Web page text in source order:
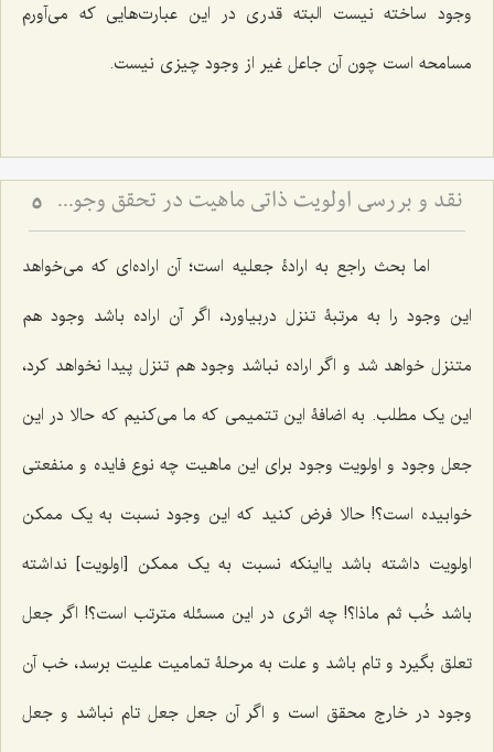
وجود ساخته نیست البته قدری در این عبارت‌هایی که می‌آورم
مسامحه است چون آن جاعل غیر از وجود چیزی نیست.
نقد و بررسی اولویت ذاتی ماهیت در تحقق وجود - تحلیل بطلان ترجیح بدون مرجح در نظام هستی 5
اما بحث راجع به ارادۀ جعلیه است؛ آن اراده‌ای که می‌خواهد
این وجود را به مرتبۀ تنزل دربیاورد، اگر آن اراده باشد وجود هم
متنزل خواهد شد و اگر اراده نباشد وجود هم تنزل پیدا نخواهد کرد،
این یک مطلب. به اضافۀ این تتمیمی که ما می‌کنیم که حالا در این
جعل وجود و اولویت وجود برای این ماهیت چه نوع فایده و منفعتی
خوابیده است؟! حالا فرض کنید که این وجود نسبت به یک ممکن
اولویت داشته باشد یااینکه نسبت به یک ممکن [اولویت] نداشته
باشد خُب ثم ماذا؟! چه اثری در این مسئله مترتب است؟! اگر جعل
تعلق بگیرد و تام باشد و علت به مرحلۀ تمامیت علیت برسد، خب آن
وجود در خارج محقق است و اگر آن جعل جعل تام نباشد و جعل